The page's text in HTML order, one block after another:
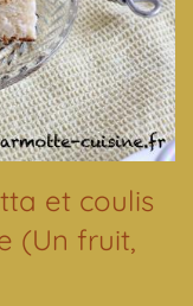
et coulis
(Un fruit,